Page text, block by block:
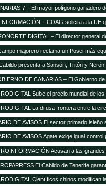
POSEI ganadero
7 – El mayor polígono ganadero
INFORMACIÓN – COAG solicita a la UE
el mismo porcentaje de financiación
DIGITAL – El director general
visita La Aldea
majorero reclama un Posei más
presenta a Sansón, Tritón y
negro
DE CANARIAS – El Gobierno
que suponen 20 millones extra en
Sube el precio mundial de
buenas perspectivas de producción
La difusa frontera entre la
respiratorio porcino
DE AVISOS El sector primario isleño
creció el 8%
DE AVISOS Agate exige igual
de fuera
Acusan a las
un 20% más barato como reclamo
El Cabildo de Tenerife
y prevé una inversión de 500.000
Científicos chinos modifican